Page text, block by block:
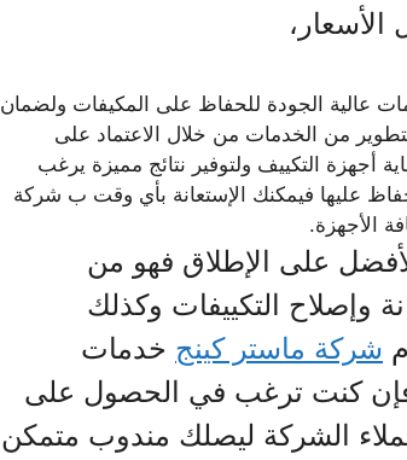
عالية الجودة للحفاظ على المكيفات ولضمان
من الخدمات من خلال الاعتماد على
أجهزة التكييف ولتوفير نتائج مميزة يرغب
عليها فيمكنك الإستعانة بأي وقت ب شركة
الأجهزة.
على الإطلاق فهو من
وإصلاح التكييفات وكذلك
شركة ماستر كينج خدمات
فإن كنت ترغب في الحصول على
الشركة ليصلك مندوب متمكن